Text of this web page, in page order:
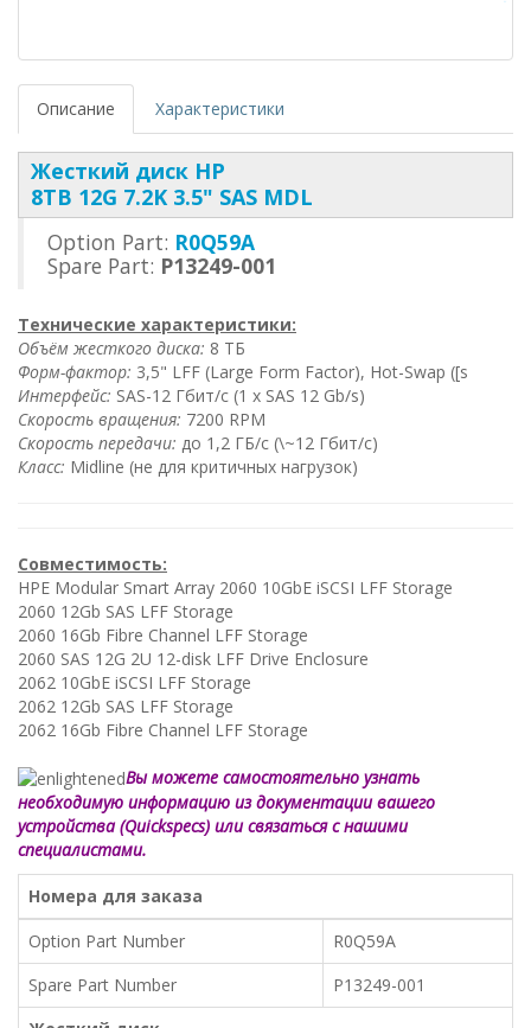
Описание Характеристики
Жесткий диск HP
8TB 12G 7.2K 3.5" SAS MDL
Option Part: R0Q59A
Spare Part: P13249-001
Технические характеристики:
Объём жесткого диска: 8 ТБ
Форм-фактор: 3,5" LFF (Large Form Factor), Hot-Swap ([s
Интерфейс: SAS-12 Гбит/с (1 x SAS 12 Gb/s)
Скорость вращения: 7200 RPM
Скорость передачи: до 1,2 ГБ/с (\~12 Гбит/с)
Класс: Midline (не для критичных нагрузок)
Совместимость:
HPE Modular Smart Array 2060 10GbE iSCSI LFF Storage
2060 12Gb SAS LFF Storage
2060 16Gb Fibre Channel LFF Storage
2060 SAS 12G 2U 12-disk LFF Drive Enclosure
2062 10GbE iSCSI LFF Storage
2062 12Gb SAS LFF Storage
2062 16Gb Fibre Channel LFF Storage
Вы можете самостоятельно узнать
необходимую информацию из документации вашего
устройства (Quickspecs) или связаться с нашими
специалистами.
Номера для заказа
Option Part Number
R0Q59A
Spare Part Number
P13249-001